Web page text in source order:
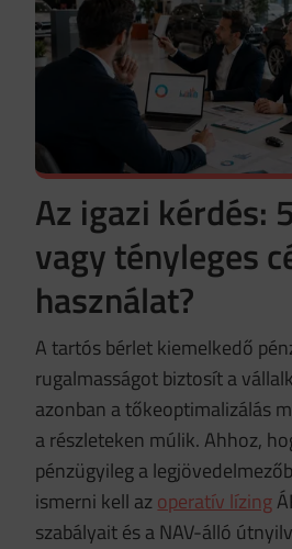
Az igazi kérdés:
vagy tényleges
használat?
A tartós bérlet kiemelkedő
rugalmasságot biztosít a
azonban a tőkeoptimalizálás
a részleteken múlik. Ahhoz,
pénzügyileg a
ismerni kell azoperatív lízing
szabályait és a NAV-álló